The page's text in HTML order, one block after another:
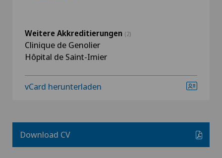
Weitere Akkreditierungen (2)
Clinique de Genolier
Hôpital de Saint-Imier
vCard herunterladen
Download CV